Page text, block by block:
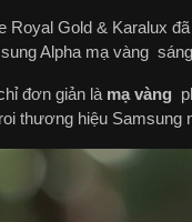
Royal Gold & Karalux
Alpha mạ vàng
đơn giản là mạ vàng
thương hiệu Samsung